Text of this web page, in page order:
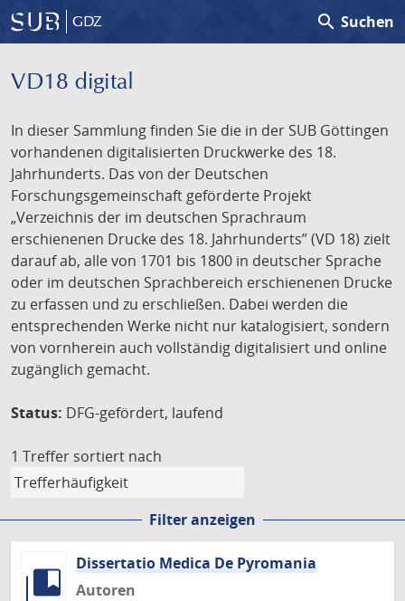
GDZ search Suchen
VD18 digital
In dieser Sammlung finden Sie die in der SUB Göttingen
vorhandenen digitalisierten Druckwerke des 18.
Jahrhunderts. Das von der Deutschen
Forschungsgemeinschaft geförderte Projekt
„Verzeichnis der im deutschen Sprachraum
erschienenen Drucke des 18. Jahrhunderts” (VD 18) zielt
darauf ab, alle von 1701 bis 1800 in deutscher Sprache
oder im deutschen Sprachbereich erschienenen Drucke
zu erfassen und zu erschließen. Dabei werden die
entsprechenden Werke nicht nur katalogisiert, sondern
von vornherein auch vollständig digitalisiert und online
zugänglich gemacht.
Status: DFG-gefördert, laufend
1 Treffer sortiert nach
Filter anzeigen
Dissertatio Medica De Pyromania
Autoren